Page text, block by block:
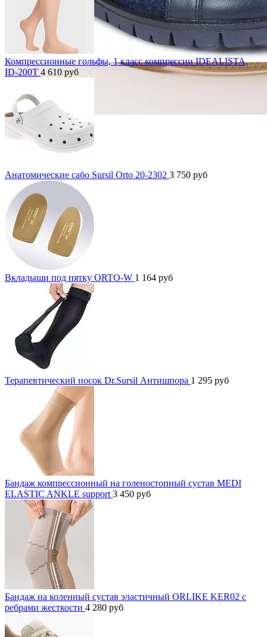
Компрессионные гольфы, 1 класс компрессии IDEALISTA,
ID-200T 4 610 руб
Анатомические сабо Sursil Orto 20-2302 3 750 руб
Вкладыши под пятку ORTO-W 1 164 руб
Терапевтический носок Dr.Sursil Антишпора 1 295 руб
Бандаж компрессионный на голеностопный сустав MEDI
ELASTIC ANKLE support 3 450 руб
Бандаж на коленный сустав эластичный ORLIKE KER02 с
ребрами жесткости 4 280 руб